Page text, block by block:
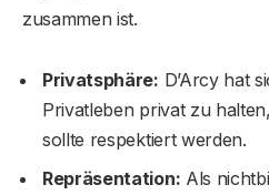
zusammen ist.
Privatsphäre: D’Arcy hat
Privatleben privat zu
sollte respektiert werden.
Repräsentation: Als